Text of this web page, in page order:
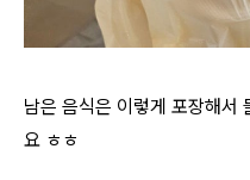
남은 음식은 이렇게 포장해서
요 ㅎㅎ